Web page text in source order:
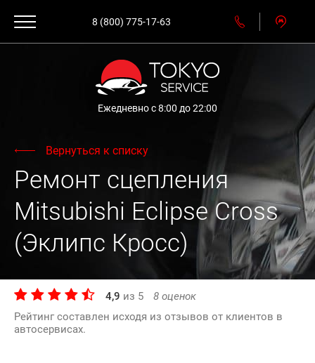
8 (800) 775-17-63
Ежедневно с 8:00 до 22:00
Вернуться к списку
Ремонт сцепления
Mitsubishi Eclipse Cross
(Эклипс Кросс)
4,9 из 5 8 оценок
Рейтинг составлен исходя из отзывов от клиентов в
автосервисах.